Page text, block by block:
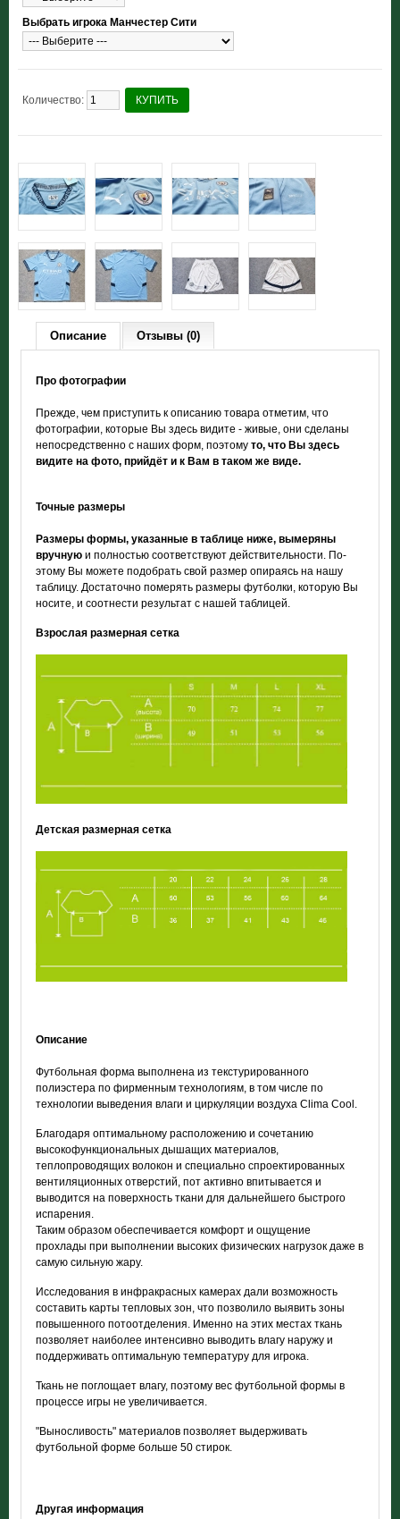
Выбрать игрока Манчестер Сити
Количество: КУПИТЬ
Описание Отзывы (0)
Про фотографии
Прежде, чем приступить к описанию товара отметим, что
фотографии, которые Вы здесь видите - живые, они сделаны
непосредственно с наших форм, поэтомуто, что Вы здесь
видите на фото, прийдёт и к Вам в таком же виде.
Точные размеры
Размеры формы, указанные в таблице ниже, вымеряны
вручную и полностью соответствуют действительности. По-
этому Вы можете подобрать свой размер опираясь на нашу
таблицу. Достаточно померять размеры футболки, которую Вы
носите, и соотнести результат с нашей таблицей.
Взрослая размерная сетка
Детская размерная сетка
Описание
Футбольная форма выполнена из текстурированного
полиэстера по фирменным технологиям, в том числе по
технологии выведения влаги и циркуляции воздуха Clima Cool.
Благодаря оптимальному расположению и сочетанию
высокофункциональных дышащих материалов,
теплопроводящих волокон и специально спроектированных
вентиляционных отверстий, пот активно впитывается и
выводится на поверхность ткани для дальнейшего быстрого
испарения.
Таким образом обеспечивается комфорт и ощущение
прохлады при выполнении высоких физических нагрузок даже в
самую сильную жару.
Исследования в инфракрасных камерах дали возможность
составить карты тепловых зон, что позволило выявить зоны
повышенного потоотделения. Именно на этих местах ткань
позволяет наиболее интенсивно выводить влагу наружу и
поддерживать оптимальную температуру для игрока.
Ткань не поглощает влагу, поэтому вес футбольной формы в
процессе игры не увеличивается.
"Выносливость" материалов позволяет выдерживать
футбольной форме больше 50 стирок.
Другая информация